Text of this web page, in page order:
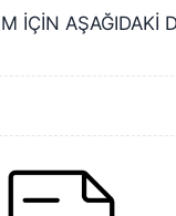
İÇİN AŞAĞIDAKİ